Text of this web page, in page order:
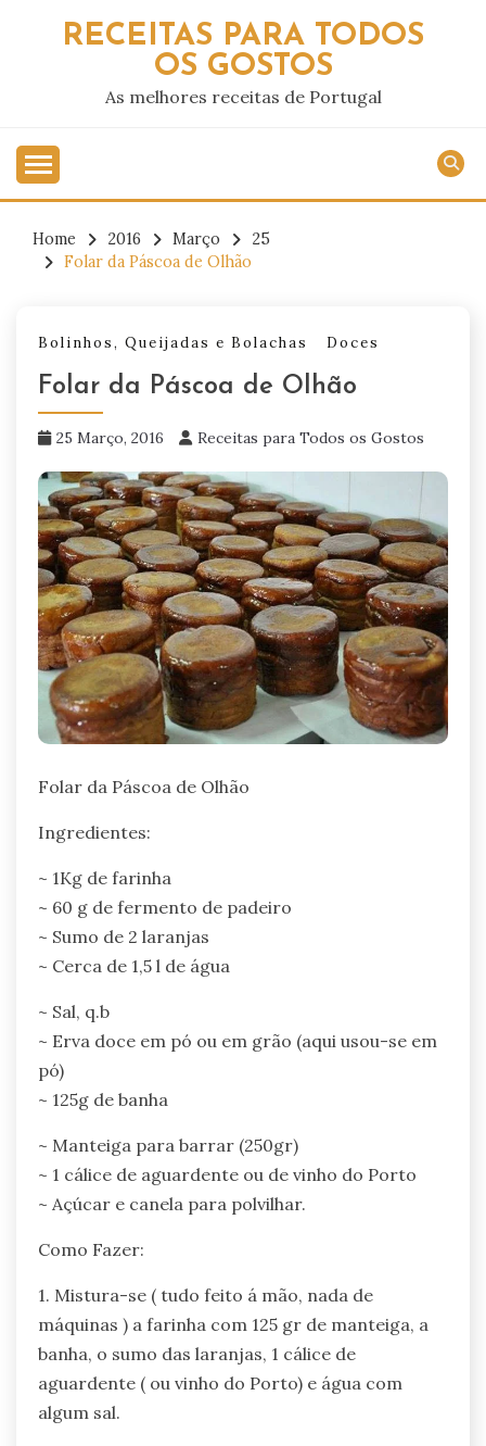
RECEITAS PARA TODOS
OS GOSTOS
As melhores receitas de Portugal
Home 2016 Março
25
Folar da Páscoa de Olhão
Bolinhos, Queijadas e Bolachas Doces
Folar da Páscoa de Olhão
25 Março, 2016 Receitas para Todos os Gostos
Folar da Páscoa de Olhão
Ingredientes:
~ 1Kg de farinha
~ 60 g de fermento de padeiro
~ Sumo de 2 laranjas
~ Cerca de 1,5 l de água
~ Sal, q.b
~ Erva doce em pó ou em grão (aqui usou-se em
pó)
~ 125g de banha
~ Manteiga para barrar (250gr)
~ 1 cálice de aguardente ou de vinho do Porto
~ Açúcar e canela para polvilhar.
Como Fazer:
1. Mistura-se ( tudo feito á mão, nada de
máquinas ) a farinha com 125 gr de manteiga, a
banha, o sumo das laranjas, 1 cálice de
aguardente ( ou vinho do Porto) e água com
algum sal.